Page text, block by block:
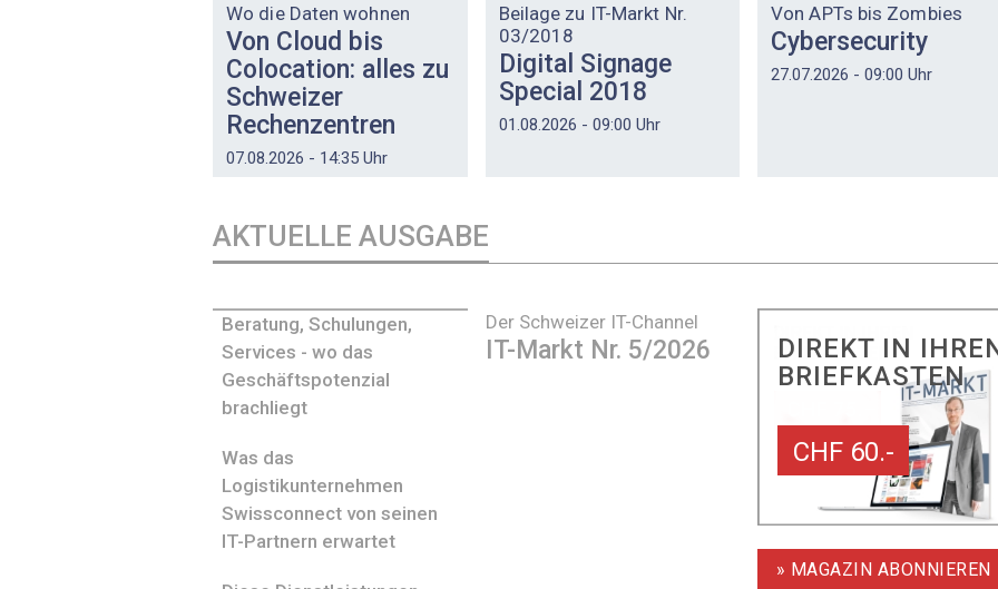
Wo die Daten wohnen
Von Cloud bis
Colocation: alles zu
Schweizer
Rechenzentren
07.08.2026 - 14:35 Uhr
Beilage zu IT-Markt Nr.
03/2018
Digital Signage
Special 2018
01.08.2026 - 09:00 Uhr
Von APTs bis Zombies
Cybersecurity
27.07.2026 - 09:00 Uhr
AKTUELLE AUSGABE
Der Schweizer IT-Channel
IT-Markt Nr. 5/2026
Beratung, Schulungen,
Services - wo das
Geschäftspotenzial
brachliegt
Was das
Logistikunternehmen
Swissconnect von seinen
IT-Partnern erwartet
DIREKT IN
BRIEFKASTEN
CHF 60.-
» MAGAZIN ABONNIEREN